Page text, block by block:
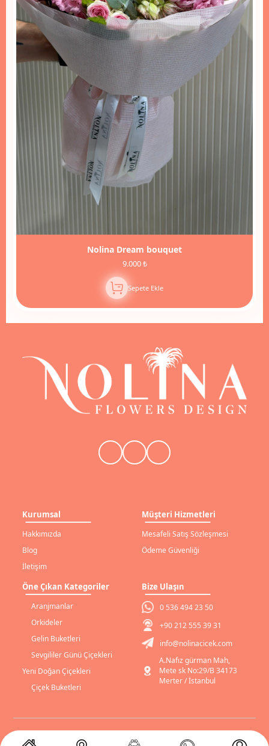
Nolina Dream bouquet
9.000 ₺
Sepete Ekle
Kurumsal
Hakkımızda
Blog
İletişim
Müşteri Hizmetleri
Mesafeli Satış Sözleşmesi
Ödeme Güvenliği
Öne Çıkan Kategoriler
Aranjmanlar
Orkideler
Gelin Buketleri
Sevgililer Günü Çiçekleri
Yeni Doğan Çiçekleri
Çiçek Buketleri
Bize Ulaşın
0 536 494 23 50
+90 212 555 39 31
info@nolinacicek.com
A.Nafız gürman Mah,
Mete sk No:29/B 34173
Merter / İstanbul
Gizlilik Sözleşmesi Gizlilik Bildirimi